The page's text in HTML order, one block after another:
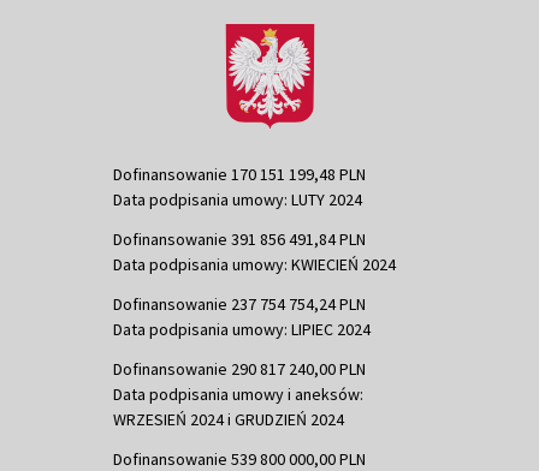
Dofinansowanie 170 151 199,48 PLN
Data podpisania umowy: LUTY 2024
Dofinansowanie 391 856 491,84 PLN
Data podpisania umowy: KWIECIEŃ 2024
Dofinansowanie 237 754 754,24 PLN
Data podpisania umowy: LIPIEC 2024
Dofinansowanie 290 817 240,00 PLN
Data podpisania umowy i aneksów:
WRZESIEŃ 2024 i GRUDZIEŃ 2024
Dofinansowanie 539 800 000,00 PLN